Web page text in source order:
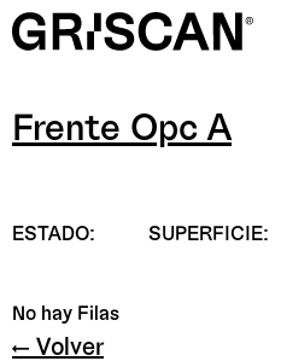
Proyectos
Contacto
Instagram
Frente Opc A
ESTADO: SUPERFICIE:
No hay Filas
← Volver